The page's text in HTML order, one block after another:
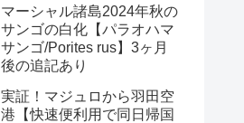
マーシャル諸島2024年秋の
サンゴの白化【パラオハマ
サンゴ/Porites rus】3ヶ月
後の追記あり
実証！マジュロから羽田空
港【快速便利用で同日帰国